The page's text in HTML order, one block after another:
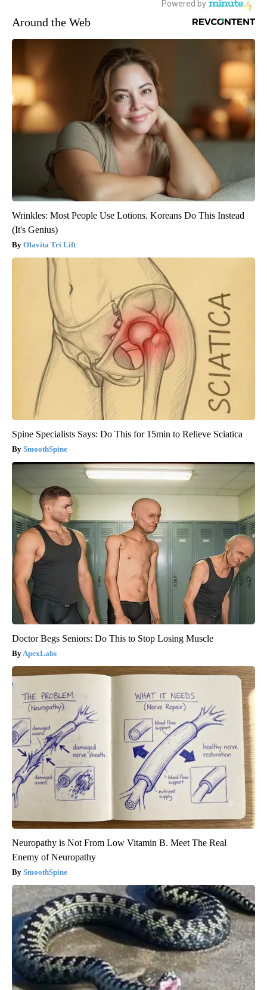
Around the Web
Wrinkles: Most People Use Lotions. Koreans Do This Instead
(It's Genius)
Olavita Tri Lift
Spine Specialists Says: Do This for 15min to Relieve Sciatica
SmoothSpine
Doctor Begs Seniors: Do This to Stop Losing Muscle
ApexLabs
Neuropathy is Not From Low Vitamin B. Meet The Real
Enemy of Neuropathy
SmoothSpine